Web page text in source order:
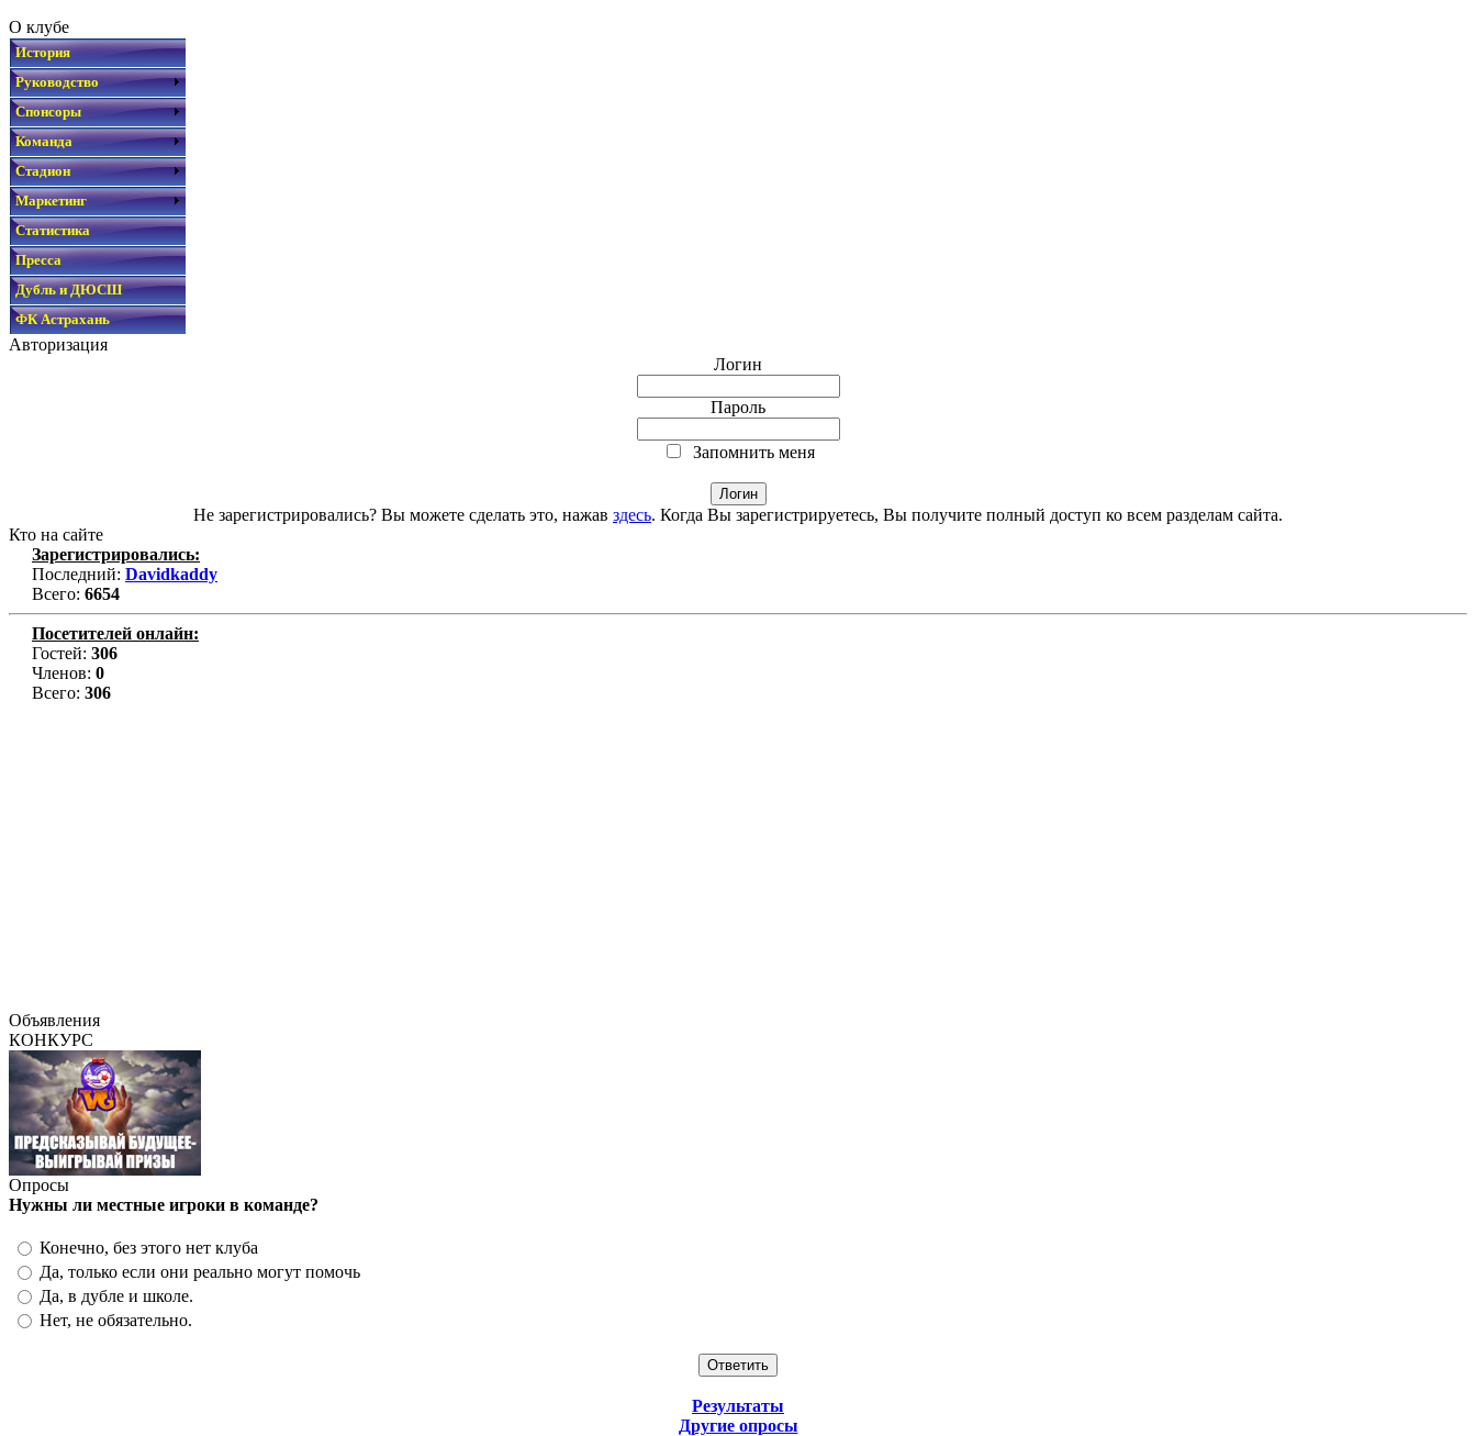
О клубе
История
Руководство
Спонсоры
Команда
Стадион
Маркетинг
Статистика
Пресса
Дубль и ДЮСШ
ФК Астрахань
Авторизация
Логин
Пароль
Запомнить меня
Не зарегистрировались? Вы можете сделать это, нажав здесь. Когда Вы зарегистрируетесь, Вы получите полный доступ ко всем разделам сайта.
Кто на сайте
Зарегистрировались:
Последний: Davidkaddy
Всего: 6654
Посетителей онлайн:
Гостей: 306
Членов: 0
Всего: 306
Объявления
КОНКУРС
Опросы
Нужны ли местные игроки в команде?
Конечно, без этого нет клуба
Да, только если они реально могут помочь
Да, в дубле и школе.
Нет, не обязательно.
Результаты
Другие опросы